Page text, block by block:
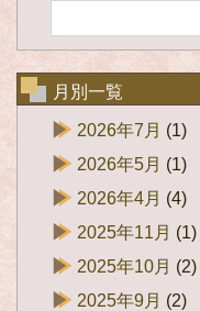
月別一覧
2026年7月 (1)
2026年5月 (1)
2026年4月 (4)
2025年11月 (1)
2025年10月 (2)
2025年9月 (2)